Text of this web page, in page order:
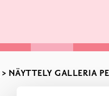
> NÄYTTELY GALLERIA